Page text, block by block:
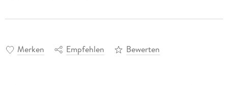
Merken Empfehlen Bewerten